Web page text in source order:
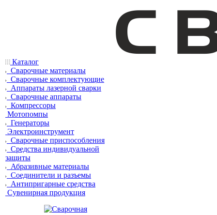
Каталог
Сварочные материалы
Сварочные комплектующие
Аппараты лазерной сварки
Сварочные аппараты
Компрессоры
Мотопомпы
Генераторы
Электроинструмент
Сварочные приспособления
Средства индивидуальной
защиты
Абразивные материалы
Соединители и разъемы
Антипригарные средства
Сувенирная продукция